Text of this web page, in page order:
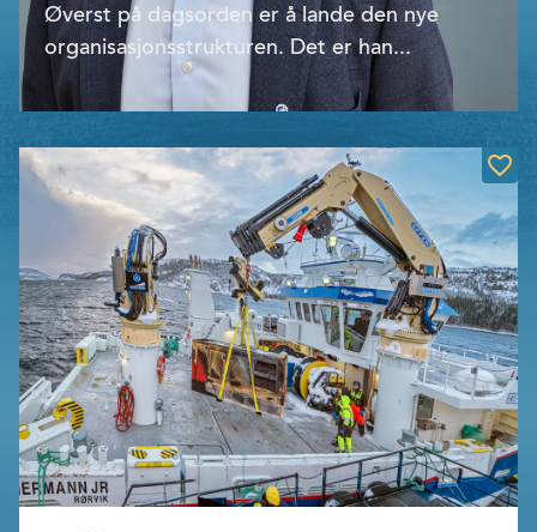
Øverst på dagsorden er å lande den nye
organisasjons­strukturen. Det er han...